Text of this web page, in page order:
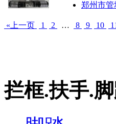
郑州市管
«上一页 1 2 … 8 9 10
拦框.扶手.